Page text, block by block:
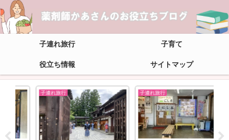
子連れ旅行 子育て
役立ち情報 サイトマップ
子連れ旅行 子連れ旅行